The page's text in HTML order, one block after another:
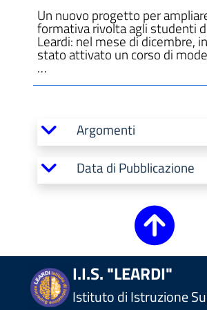
Un nuovo progetto per
formativa rivolta agli studenti
Leardi: nel mese di dicembre,
stato attivato un corso di
…
Argomenti
Data di Pubblicazione
I.I.S. "LEARDI"
Istituto di Istruzione